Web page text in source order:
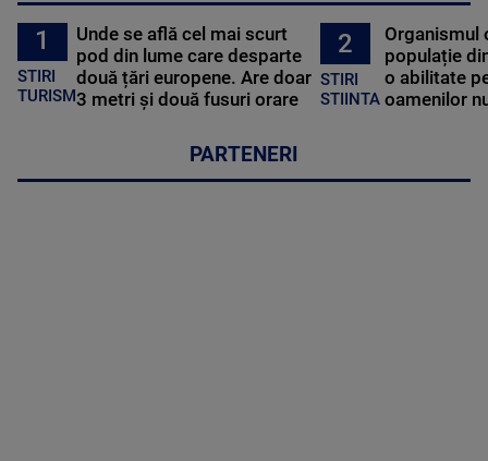
1
STIRI
TURISM
Unde se află cel mai scurt
pod din lume care desparte
două țări europene. Are doar
3 metri și două fusuri orare
2
STIRI
STIINTA
Organismul
populație
o abilitate
oamenilor
PARTENERI